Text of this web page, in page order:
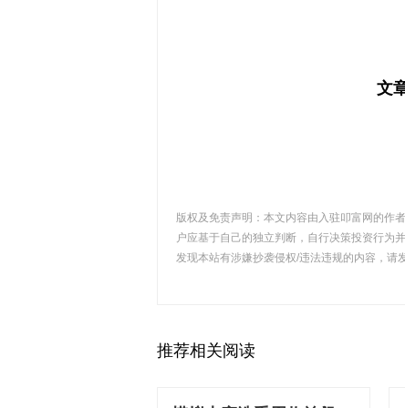
文
版权及免责声明：本文内容由入驻叩富网的作
户应基于自己的独立判断，自行决策投资行为
发现本站有涉嫌抄袭侵权/违法违规的内容，请
推荐相关阅读